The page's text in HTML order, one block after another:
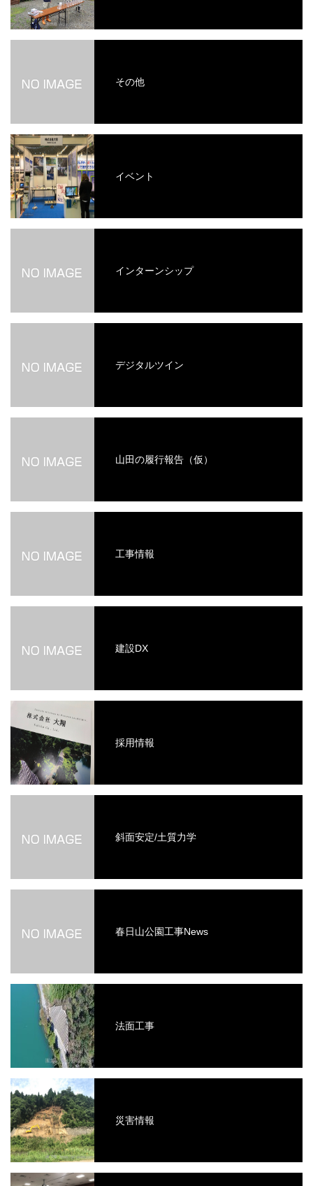
その他
イベント
インターンシップ
デジタルツイン
山田の履行報告（仮）
工事情報
建設DX
採用情報
斜面安定/土質力学
春日山公園工事News
法面工事
災害情報